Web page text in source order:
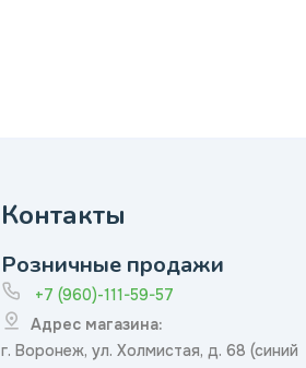
Контакты
Розничные продажи
+7 (960)-111-59-57
Адрес магазина:
г. Воронеж, ул. Холмистая, д. 68 (синий